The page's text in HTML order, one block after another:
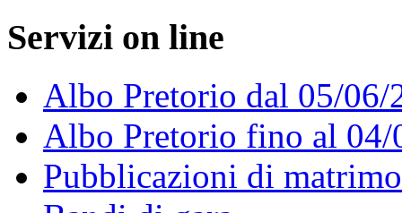
Servizi on line
Albo Pretorio dal 05/06/
Albo Pretorio fino al 04/
Pubblicazioni di